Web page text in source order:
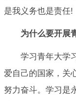
是我义务也是责任!
为什么要开展
学习青年大学
爱自己的国家，关
努力奋斗。学习是